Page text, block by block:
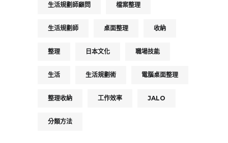
生活規劃師顧問 檔案整理
生活規劃師 桌面整理 收納
整理 日本文化 職場技能
生活 生活規劃術 電腦桌面整理
整理收納 工作效率 JALO
分類方法